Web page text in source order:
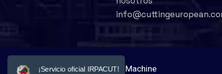
©2026Cutting Machine
¡Servicio oficial IRPACUT!